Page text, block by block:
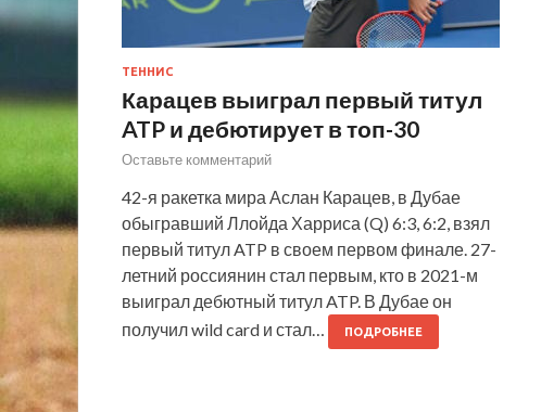
ТЕННИС
Карацев выиграл первый титул
ATP и дебютирует в топ-30
Оставьте комментарий
42-я ракетка мира Аслан Карацев, в Дубае
обыгравший Ллойда Харриса (Q) 6:3, 6:2, взял
первый титул ATP в своем первом финале. 27-
летний россиянин стал первым, кто в 2021-м
выиграл дебютный титул ATP. В Дубае он
получил wild card и стал…
ПОДРОБНЕЕ